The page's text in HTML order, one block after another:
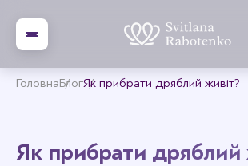
ГоловнаБлогЯк прибрати дряблий живіт?
Як прибрати дряблий